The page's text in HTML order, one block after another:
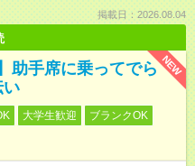
掲載日：2026.08.04
NEW
助手席に乗ってでら
い
大学生歓迎
ブランクOK